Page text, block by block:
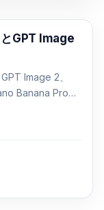
GPT Image
Image 2、
Banana Proを